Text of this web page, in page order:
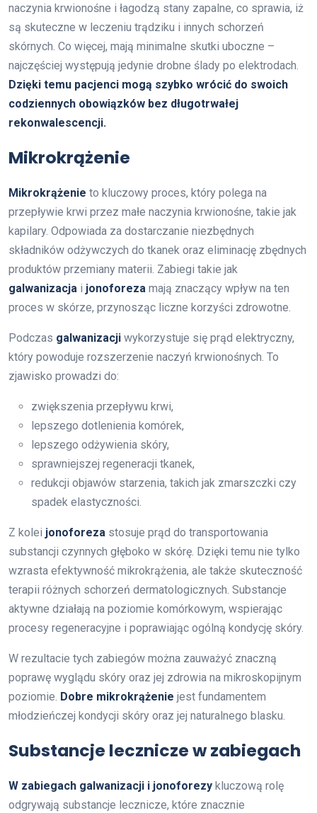
naczynia krwionośne i łagodzą stany zapalne, co sprawia, iż
są skuteczne w leczeniu trądziku i innych schorzeń
skórnych. Co więcej, mają minimalne skutki uboczne –
najczęściej występują jedynie drobne ślady po elektrodach.
Dzięki temu pacjenci mogą szybko wrócić do swoich
codziennych obowiązków bez długotrwałej
rekonwalescencji.
Mikrokrążenie
Mikrokrążenie to kluczowy proces, który polega na
przepływie krwi przez małe naczynia krwionośne, takie jak
kapilary. Odpowiada za dostarczanie niezbędnych
składników odżywczych do tkanek oraz eliminację zbędnych
produktów przemiany materii. Zabiegi takie jak
galwanizacja i jonoforeza mają znaczący wpływ na ten
proces w skórze, przynosząc liczne korzyści zdrowotne.
Podczas galwanizacji wykorzystuje się prąd elektryczny,
który powoduje rozszerzenie naczyń krwionośnych. To
zjawisko prowadzi do:
zwiększenia przepływu krwi,
lepszego dotlenienia komórek,
lepszego odżywienia skóry,
sprawniejszej regeneracji tkanek,
redukcji objawów starzenia, takich jak zmarszczki czy
spadek elastyczności.
Z kolei jonoforeza stosuje prąd do transportowania
substancji czynnych głęboko w skórę. Dzięki temu nie tylko
wzrasta efektywność mikrokrążenia, ale także skuteczność
terapii różnych schorzeń dermatologicznych. Substancje
aktywne działają na poziomie komórkowym, wspierając
procesy regeneracyjne i poprawiając ogólną kondycję skóry.
W rezultacie tych zabiegów można zauważyć znaczną
poprawę wyglądu skóry oraz jej zdrowia na mikroskopijnym
poziomie. Dobre mikrokrążenie jest fundamentem
młodzieńczej kondycji skóry oraz jej naturalnego blasku.
Substancje lecznicze w zabiegach
W zabiegach galwanizacji i jonoforezy kluczową rolę
odgrywają substancje lecznicze, które znacznie